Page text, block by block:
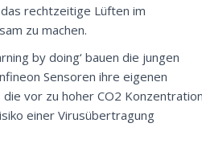
rechtzeitige Lüften im
zu machen.
by doing‘ bauen die jungen
Sensoren ihre eigenen
vor zu hoher CO2
einer Virusübertragung